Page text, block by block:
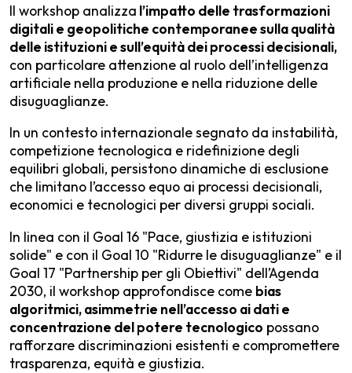
Il workshop analizza l’impatto delle trasformazioni
digitali e geopolitiche contemporanee sulla qualità
delle istituzioni e sull’equità dei processi decisionali,
con particolare attenzione al ruolo dell’intelligenza
artificiale nella produzione e nella riduzione delle
disuguaglianze.
In un contesto internazionale segnato da instabilità,
competizione tecnologica e ridefinizione degli
equilibri globali, persistono dinamiche di esclusione
che limitano l’accesso equo ai processi decisionali,
economici e tecnologici per diversi gruppi sociali.
In linea con il Goal 16 "Pace, giustizia e istituzioni
solide" e con il Goal 10 "Ridurre le disuguaglianze" e il
Goal 17 "Partnership per gli Obiettivi" dell’Agenda
2030, il workshop approfondisce come bias
algoritmici, asimmetrie nell’accesso ai dati e
concentrazione del potere tecnologico possano
rafforzare discriminazioni esistenti e compromettere
trasparenza, equità e giustizia.